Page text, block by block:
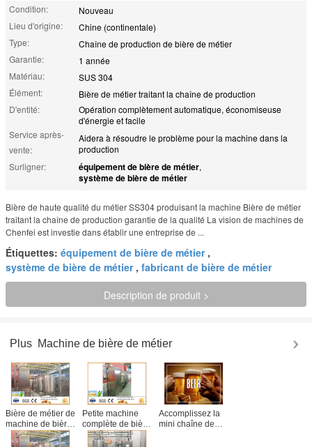
Condition:
Nouveau
Lieu d'origine:
Chine (continentale)
Type:
Chaîne de production de bière de métier
Garantie:
1 année
Matériau:
SUS 304
Élément:
Bière de métier traitant la chaîne de production
D'entité:
Opération complètement automatique, économiseuse
d'énergie et facile
Service après-
vente:
Aidera à résoudre le problème pour la machine dans la
production
Surligner:
équipement de bière de métier,
système de bière de métier
Bière de haute qualité du métier SS304 produisant la machine Bière de métier
traitant la chaîne de production garantie de la qualité La vision de machines de
Chenfei est investie dans établir une entreprise de ...
Étiquettes: équipement de bière de métier,
système de bière de métier, fabricant de bière de métier
Description de produit >
Plus Machine de bière de métier
Bière de métier de
machine de bière
du métier SS304
produisant la
Petite machine
complète de bière
de métier,
fabricant de bière
Accomplissez la
mini chaîne de